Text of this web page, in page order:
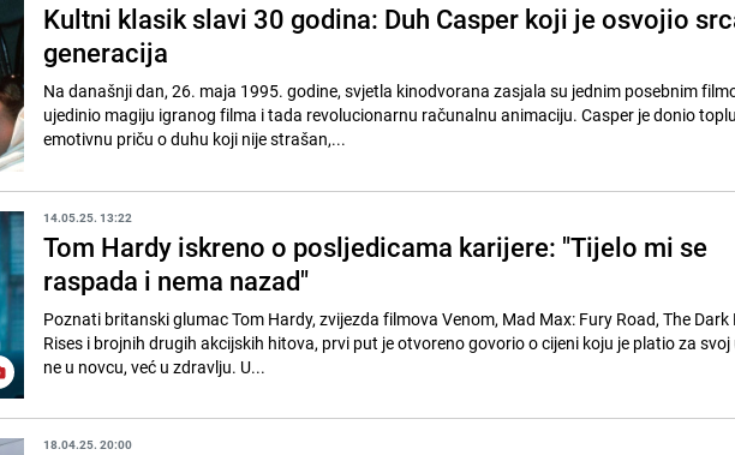
Kultni klasik slavi 30 godina: Duh Casper koji je osvojio
generacija
Na današnji dan, 26. maja 1995. godine, svjetla kinodvorana zasjala su jednim posebnim
ujedinio magiju igranog filma i tada revolucionarnu računalnu animaciju. Casper je donio
emotivnu priču o duhu koji nije strašan,...
14.05.25. 13:22
Tom Hardy iskreno o posljedicama karijere: "Tijelo mi se
raspada i nema nazad"
Poznati britanski glumac Tom Hardy, zvijezda filmova Venom, Mad Max: Fury Road, The Dark
Rises i brojnih drugih akcijskih hitova, prvi put je otvoreno govorio o cijeni koju je platio za svoj
ne u novcu, već u zdravlju. U...
18.04.25. 20:00